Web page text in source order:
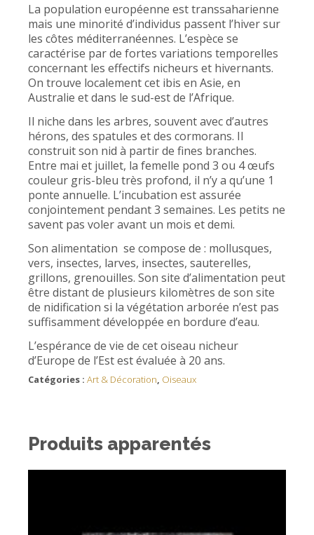
La population européenne est transsaharienne
mais une minorité d’individus passent l’hiver sur
les côtes méditerranéennes. L’espèce se
caractérise par de fortes variations temporelles
concernant les effectifs nicheurs et hivernants.
On trouve localement cet ibis en Asie, en
Australie et dans le sud-est de l’Afrique.
Il niche dans les arbres, souvent avec d’autres
hérons, des spatules et des cormorans. Il
construit son nid à partir de fines branches.
Entre mai et juillet, la femelle pond 3 ou 4 œufs
couleur gris-bleu très profond, il n’y a qu’une 1
ponte annuelle. L’incubation est assurée
conjointement pendant 3 semaines. Les petits ne
savent pas voler avant un mois et demi.
Son alimentation se compose de : mollusques,
vers, insectes, larves, insectes, sauterelles,
grillons, grenouilles. Son site d’alimentation peut
être distant de plusieurs kilomètres de son site
de nidification si la végétation arborée n’est pas
suffisamment développée en bordure d’eau.
L’espérance de vie de cet oiseau nicheur
d’Europe de l’Est est évaluée à 20 ans.
Catégories : Art & Décoration, Oiseaux
Produits apparentés